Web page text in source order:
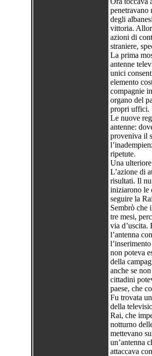
penetravano
degli
vittoria.
azioni di
straniere,
La prima
antenne
unici
elemento
compagnie
organo del
propri uffici.
Le nuove
antenne:
proveniva il
ripetute.
Una
L’azione di
risultati. Il
iniziarono le
seguire la
Sembrò che
tre mesi,
via d’uscita.
l’antenna
non poteva
della
anche se
cittadini
paese, che
Fu trovata
della
Rai, che
notturno
mettevano
un’antenna
attaccava